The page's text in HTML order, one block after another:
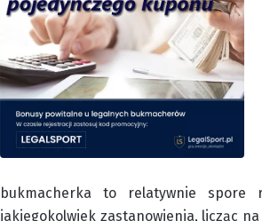
bukmacherka to relatywnie spore
jakiegokolwiek zastanowienia, licząc